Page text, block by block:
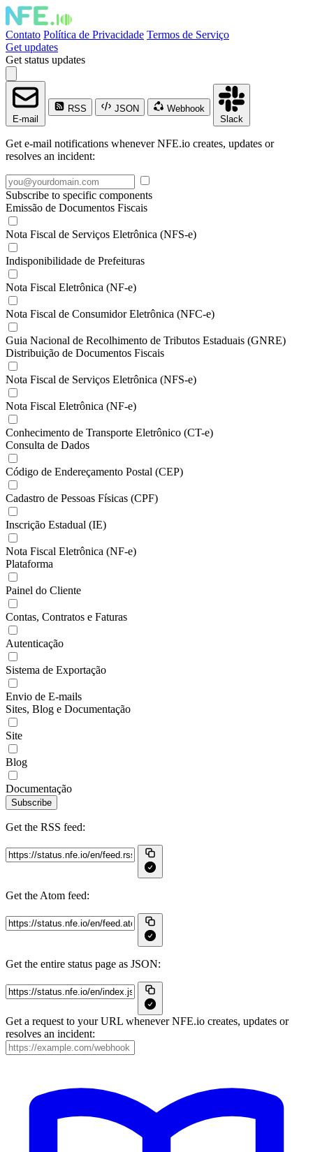
Contato Política de Privacidade Termos de Serviço
Get updates
Get status updates
E-mail
RSS JSON
Webhook
Slack
Get e-mail notifications whenever NFE.io creates, updates or
resolves an incident:
Subscribe to specific components
Emissão de Documentos Fiscais
Nota Fiscal de Serviços Eletrônica (NFS-e)
Indisponibilidade de Prefeituras
Nota Fiscal Eletrônica (NF-e)
Nota Fiscal de Consumidor Eletrônica (NFC-e)
Guia Nacional de Recolhimento de Tributos Estaduais (GNRE)
Distribuição de Documentos Fiscais
Nota Fiscal de Serviços Eletrônica (NFS-e)
Nota Fiscal Eletrônica (NF-e)
Conhecimento de Transporte Eletrônico (CT-e)
Consulta de Dados
Código de Endereçamento Postal (CEP)
Cadastro de Pessoas Físicas (CPF)
Inscrição Estadual (IE)
Nota Fiscal Eletrônica (NF-e)
Plataforma
Painel do Cliente
Contas, Contratos e Faturas
Autenticação
Sistema de Exportação
Envio de E-mails
Sites, Blog e Documentação
Site
Blog
Documentação
Subscribe
Get the RSS feed:
Get the Atom feed:
Get the entire status page as JSON:
Get a request to your URL whenever NFE.io creates, updates or
resolves an incident: